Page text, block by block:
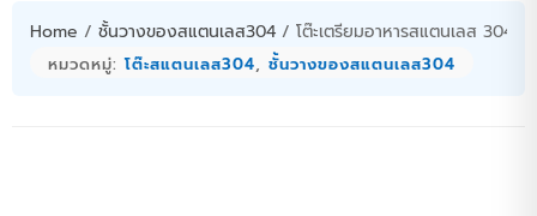
Home / ชั้นวางของสแตนเลส304 / โต๊ะเตรียมอาหารสแตนเลส 304
หมวดหมู่:โต๊ะสแตนเลส304, ชั้นวางของสแตนเลส304